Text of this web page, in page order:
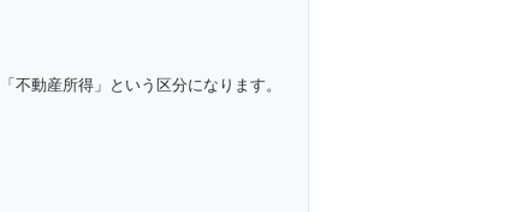
不動産所得」という区分になります。